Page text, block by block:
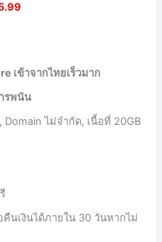
เข้าจากไทยเร็วมาก
รพนัน
ไม่จำกัด, เนื้อที่ 20GB
นเงินได้ภายใน 30 วันหากไม่